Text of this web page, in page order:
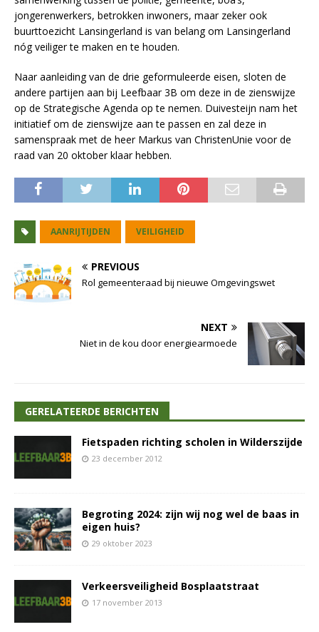
jongerenwerkers, betrokken inwoners, maar zeker ook
buurttoezicht Lansingerland is van belang om Lansingerland
nóg veiliger te maken en te houden.
Naar aanleiding van de drie geformuleerde eisen, sloten de
andere partijen aan bij Leefbaar 3B om deze in de zienswijze
op de Strategische Agenda op te nemen. Duivesteijn nam het
initiatief om de zienswijze aan te passen en zal deze in
samenspraak met de heer Markus van ChristenUnie voor de
raad van 20 oktober klaar hebben.
AANRIJTIJDEN VEILIGHEID
PREVIOUS
Rol gemeenteraad bij nieuwe Omgevingswet
NEXT
Niet in de kou door energiearmoede
GERELATEERDE BERICHTEN
Fietspaden richting scholen in Wilderszijde
23 december 2012
Begroting 2024: zijn wij nog wel de baas in
eigen huis?
29 oktober 2023
Verkeersveiligheid Bosplaatstraat
17 november 2013